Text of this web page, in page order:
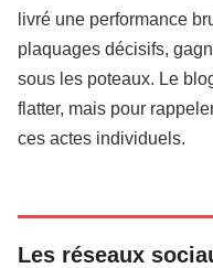
livré une performance
plaquages décisifs,
sous les poteaux. Le
flatter, mais pour
ces actes individuels.
Les réseaux